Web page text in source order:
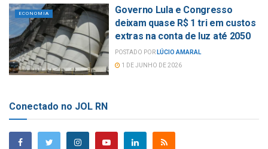
ECONOMIA
Governo Lula e Congresso
deixam quase R$ 1 tri em custos
extras na conta de luz até 2050
POSTADO POR LÚCIO AMARAL
1 DE JUNHO DE 2026
Conectado no JOL RN